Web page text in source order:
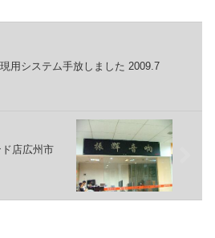
現用システム手放しました 2009.7
店広州市